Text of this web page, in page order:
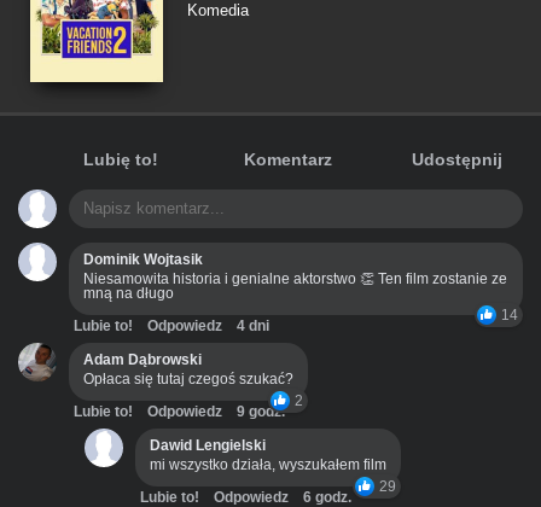
Komedia
Lubię to! Komentarz Udostępnij
Dominik Wojtasik
Niesamowita historia i genialne aktorstwo 👏 Ten film zostanie ze
mną na długo
14
Lubie to! Odpowiedz
4 dni
Adam Dąbrowski
Opłaca się tutaj czegoś szukać?
2
Lubie to! Odpowiedz
9 godz.
Dawid Lengielski
mi wszystko działa, wyszukałem film
29
Lubie to! Odpowiedz
6 godz.